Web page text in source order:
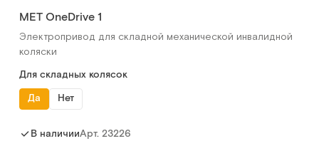
MET OneDrive 1
Электропривод для складной механической инвалидной
коляски
Для складных колясок
Да
Нет
В наличииАрт. 23226